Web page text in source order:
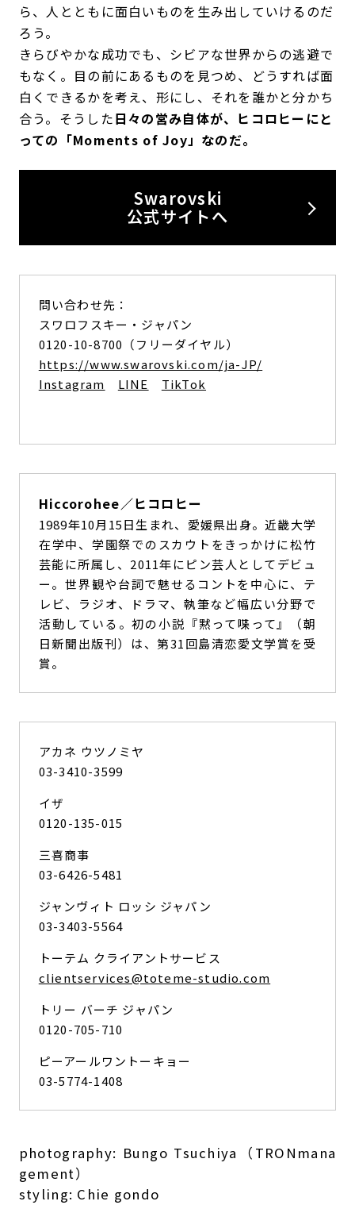
ら、人とともに面白いものを生み出していけるのだ
ろう。
きらびやかな成功でも、シビアな世界からの逃避で
もなく。目の前にあるものを見つめ、どうすれば面
白くできるかを考え、形にし、それを誰かと分かち
合う。そうした日々の営み自体が、ヒコロヒーにと
っての「Moments of Joy」なのだ。
Swarovski
公式サイトへ
問い合わせ先：
スワロフスキー・ジャパン
0120-10-8700（フリーダイヤル）
https://www.swarovski.com/ja-JP/
Instagram
LINE TikTok
Hiccorohee／ヒコロヒー
1989年10月15日生まれ、愛媛県出身。近畿大学
在学中、学園祭でのスカウトをきっかけに松竹
芸能に所属し、2011年にピン芸人としてデビュ
ー。世界観や台詞で魅せるコントを中心に、テ
レビ、ラジオ、ドラマ、執筆など幅広い分野で
活動している。初の小説『黙って喋って』（朝
日新聞出版刊）は、第31回島清恋愛文学賞を受
賞。
アカネ ウツノミヤ
03-3410-3599
イザ
0120-135-015
三喜商事
03-6426-5481
ジャンヴィト ロッシ ジャパン
03-3403-5564
トーテム クライアントサービス
clientservices@toteme-studio.com
トリー バーチ ジャパン
0120-705-710
ピーアールワントーキョー
03-5774-1408
photography: Bungo Tsuchiya（TRONmana
gement）
styling: Chie gondo